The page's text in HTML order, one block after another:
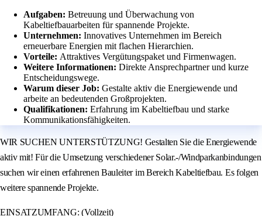
Aufgaben: Betreuung und Überwachung von
Kabeltiefbauarbeiten für spannende Projekte.
Unternehmen: Innovatives Unternehmen im Bereich
erneuerbare Energien mit flachen Hierarchien.
Vorteile: Attraktives Vergütungspaket und Firmenwagen.
Weitere Informationen: Direkte Ansprechpartner und kurze
Entscheidungswege.
Warum dieser Job: Gestalte aktiv die Energiewende und
arbeite an bedeutenden Großprojekten.
Qualifikationen: Erfahrung im Kabeltiefbau und starke
Kommunikationsfähigkeiten.
WIR SUCHEN UNTERSTÜTZUNG! Gestalten Sie die Energiewende
aktiv mit! Für die Umsetzung verschiedener Solar.-/Windparkanbindungen
suchen wir einen erfahrenen Bauleiter im Bereich Kabeltiefbau. Es folgen
weitere spannende Projekte.
EINSATZUMFANG: (Vollzeit)